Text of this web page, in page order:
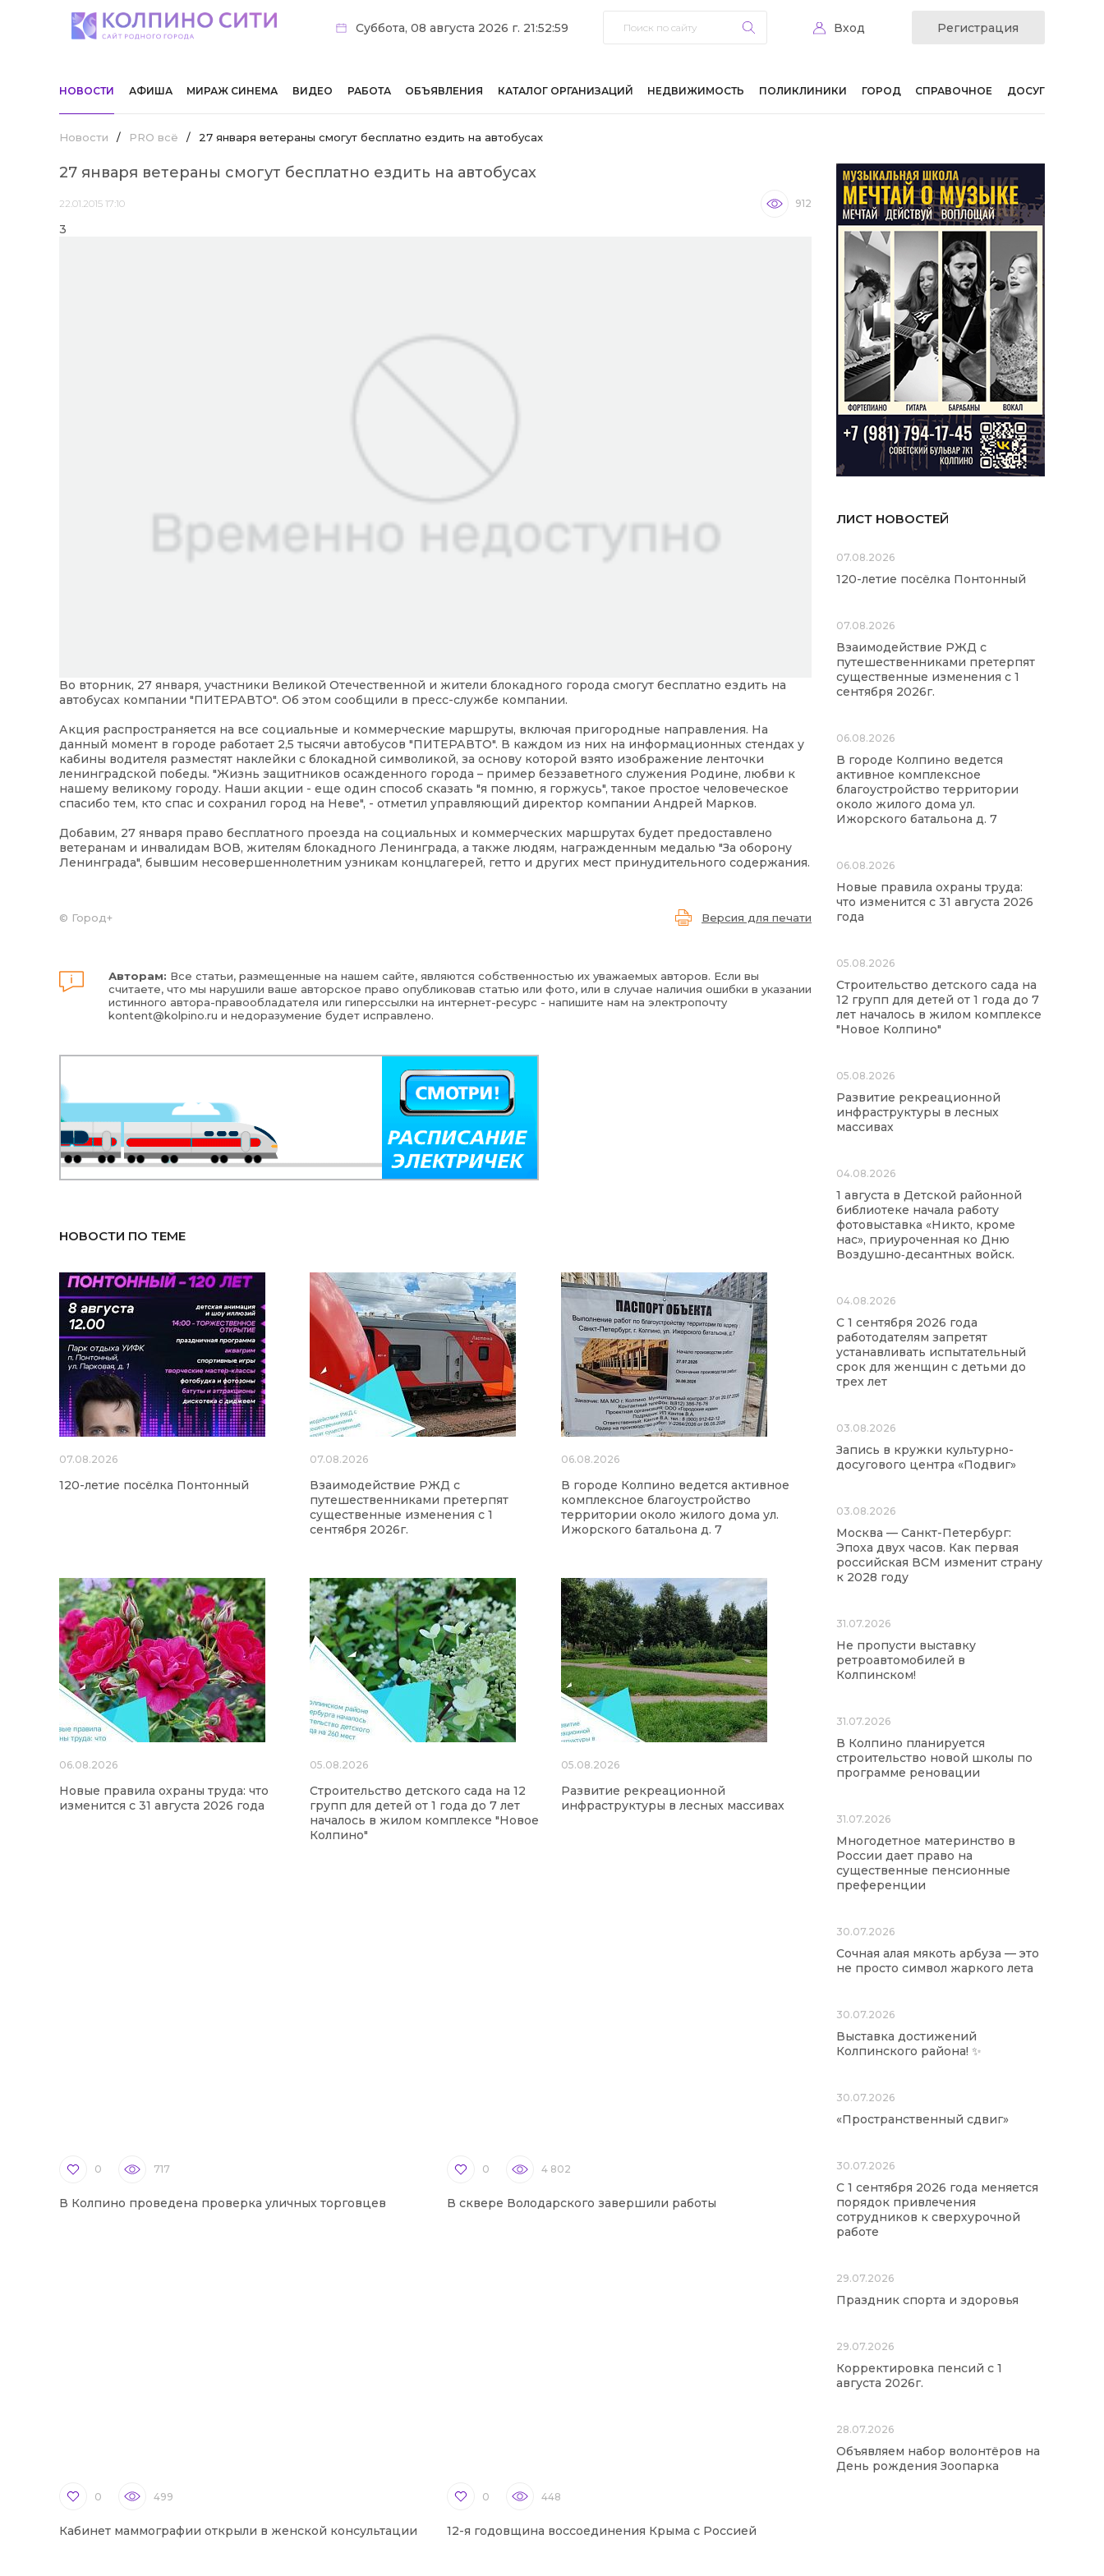
Суббота, 08 августа 2026 г. 21:52:59 Вход Регистрация
НОВОСТИ АФИША МИРАЖ СИНЕМА ВИДЕО РАБОТА ОБЪЯВЛЕНИЯ КАТАЛОГ ОРГАНИЗАЦИЙ НЕДВИЖИМОСТЬ ПОЛИКЛИНИКИ ГОРОД СПРАВОЧНОЕ ДОСУГ
Новости / PRO всё / 27 января ветераны смогут бесплатно ездить на автобусах
27 января ветераны смогут бесплатно ездить на автобусах
22.01.2015 17:10 912
3
Во вторник, 27 января, участники Великой Отечественной и жители блокадного города смогут бесплатно ездить на
автобусах компании "ПИТЕРАВТО". Об этом сообщили в пресс-службе компании.
Акция распространяется на все социальные и коммерческие маршруты, включая пригородные направления. На
данный момент в городе работает 2,5 тысячи автобусов "ПИТЕРАВТО". В каждом из них на информационных стендах у
кабины водителя разместят наклейки с блокадной символикой, за основу которой взято изображение ленточки
ленинградской победы. "Жизнь защитников осажденного города – пример беззаветного служения Родине, любви к
нашему великому городу. Наши акции - еще один способ сказать "я помню, я горжусь", такое простое человеческое
спасибо тем, кто спас и сохранил город на Неве", - отметил управляющий директор компании Андрей Марков.
Добавим, 27 января право бесплатного проезда на социальных и коммерческих маршрутах будет предоставлено
ветеранам и инвалидам ВОВ, жителям блокадного Ленинграда, а также людям, награжденным медалью "За оборону
Ленинграда", бывшим несовершеннолетним узникам концлагерей, гетто и других мест принудительного содержания.
© Город+ Версия для печати
Авторам: Все статьи, размещенные на нашем сайте, являются собственностью их уважаемых авторов. Если вы
считаете, что мы нарушили ваше авторское право опубликовав статью или фото, или в случае наличия ошибки в указании
истинного автора-правообладателя или гиперссылки на интернет-ресурс - напишите нам на электропочту
kontent@kolpino.ru и недоразумение будет исправлено.
НОВОСТИ ПО ТЕМЕ
07.08.2026
120-летие посёлка Понтонный
07.08.2026
Взаимодействие РЖД с
путешественниками претерпят
существенные изменения с 1
сентября 2026г.
06.08.2026
В городе Колпино ведется активное
комплексное благоустройство
территории около жилого дома ул.
Ижорского батальона д. 7
06.08.2026
Новые правила охраны труда: что
изменится с 31 августа 2026 года
05.08.2026
Строительство детского сада на 12
групп для детей от 1 года до 7 лет
началось в жилом комплексе "Новое
Колпино"
05.08.2026
Развитие рекреационной
инфраструктуры в лесных массивах
0 717
В Колпино проведена проверка уличных торговцев
0 4 802
В сквере Володарского завершили работы
0 499
Кабинет маммографии открыли в женской консультации
0 448
12-я годовщина воссоединения Крыма с Россией
ЛИСТ НОВОСТЕЙ
07.08.2026
120-летие посёлка Понтонный
07.08.2026
Взаимодействие РЖД с
путешественниками претерпят
существенные изменения с 1
сентября 2026г.
06.08.2026
В городе Колпино ведется
активное комплексное
благоустройство территории
около жилого дома ул.
Ижорского батальона д. 7
06.08.2026
Новые правила охраны труда:
что изменится с 31 августа 2026
года
05.08.2026
Строительство детского сада на
12 групп для детей от 1 года до 7
лет началось в жилом комплексе
"Новое Колпино"
05.08.2026
Развитие рекреационной
инфраструктуры в лесных
массивах
04.08.2026
1 августа в Детской районной
библиотеке начала работу
фотовыставка «Никто, кроме
нас», приуроченная ко Дню
Воздушно‑десантных войск.
04.08.2026
С 1 сентября 2026 года
работодателям запретят
устанавливать испытательный
срок для женщин с детьми до
трех лет
03.08.2026
Запись в кружки культурно-
досугового центра «Подвиг»
03.08.2026
Москва — Санкт-Петербург:
Эпоха двух часов. Как первая
российская ВСМ изменит страну
к 2028 году
31.07.2026
Не пропусти выставку
ретроавтомобилей в
Колпинском!
31.07.2026
В Колпино планируется
строительство новой школы по
программе реновации
31.07.2026
Многодетное материнство в
России дает право на
существенные пенсионные
преференции
30.07.2026
Сочная алая мякоть арбуза — это
не просто символ жаркого лета
30.07.2026
Выставка достижений
Колпинского района! ✨
30.07.2026
«Пространственный сдвиг»
30.07.2026
С 1 сентября 2026 года меняется
порядок привлечения
сотрудников к сверхурочной
работе
29.07.2026
Праздник спорта и здоровья
29.07.2026
Корректировка пенсий с 1
августа 2026г.
28.07.2026
Объявляем набор волонтёров на
День рождения Зоопарка